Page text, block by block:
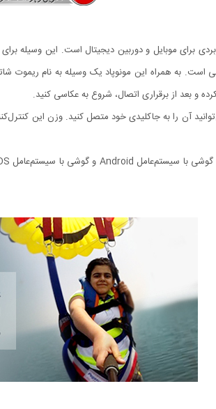
برای موبایل و دوربین دیجیتال است. این وسیله
همراه این مونوپاد یک وسیله به نام ریموت شاتر